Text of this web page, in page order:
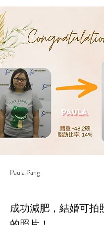
Paula Pang
成功減肥，結婚可拍